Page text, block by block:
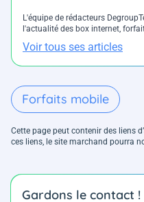
L'équipe de rédacteurs
l'actualité des box internet,
Voir tous ses articles
Forfaits mobile
Cette page peut contenir des liens
ces liens, le site marchand pourra
Gardons le contact !